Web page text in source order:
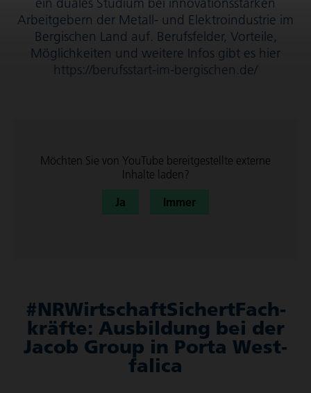
Arbeitgebern der Metall- und Elek­tro­in­dus­trie im
Bergischen Land auf. Berufsfelder, Vorteile,
Möglichkeiten und weitere Infos gibt es hier
https://berufsstart-im-bergischen.de/
Möchten Sie von YouTube bereit­ge­stellte externe
Inhalte laden?
Ja
Immer
#NRWirt­schaft­Si­chertFach­
kräfte: Ausbil­dung bei der
Jacob Group in Porta West­
fa­lica